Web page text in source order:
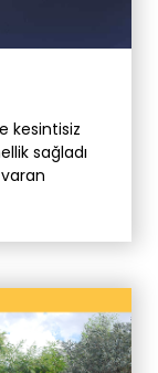
kesintisiz
sağladı